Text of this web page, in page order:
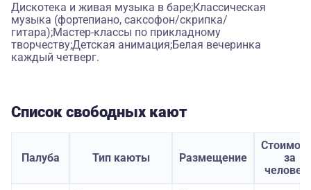
Дискотека и живая музыка в баре;Классическая
музыка (фортепиано, саксофон/скрипка/
гитара);Мастер-классы по прикладному
творчеству;Детская анимация;Белая вечеринка
каждый четверг.
Список свободных кают
Палуба Тип каюты Размещение
за